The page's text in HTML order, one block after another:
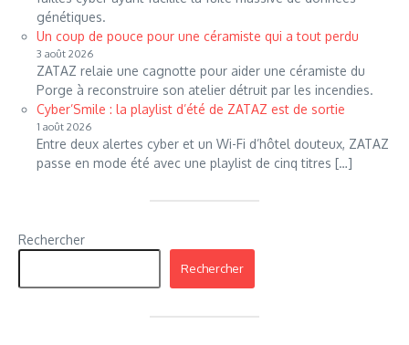
génétiques.
Un coup de pouce pour une céramiste qui a tout perdu
3 août 2026
ZATAZ relaie une cagnotte pour aider une céramiste du
Porge à reconstruire son atelier détruit par les incendies.
Cyber’Smile : la playlist d’été de ZATAZ est de sortie
1 août 2026
Entre deux alertes cyber et un Wi-Fi d’hôtel douteux, ZATAZ
passe en mode été avec une playlist de cinq titres […]
Rechercher
Rechercher